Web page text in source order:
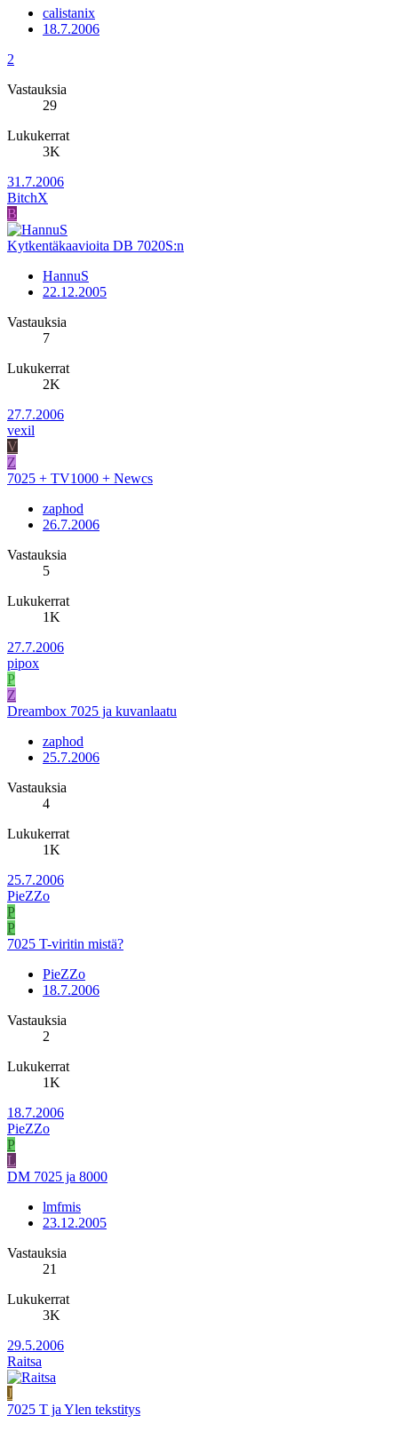
calistanix
18.7.2006
2
Vastauksia
29
Lukukerrat
3K
31.7.2006
BitchX
B
Kytkentäkaavioita DB 7020S:n
HannuS
22.12.2005
Vastauksia
7
Lukukerrat
2K
27.7.2006
vexil
V
Z
7025 + TV1000 + Newcs
zaphod
26.7.2006
Vastauksia
5
Lukukerrat
1K
27.7.2006
pipox
P
Z
Dreambox 7025 ja kuvanlaatu
zaphod
25.7.2006
Vastauksia
4
Lukukerrat
1K
25.7.2006
PieZZo
P
P
7025 T-viritin mistä?
PieZZo
18.7.2006
Vastauksia
2
Lukukerrat
1K
18.7.2006
PieZZo
P
L
DM 7025 ja 8000
lmfmis
23.12.2005
Vastauksia
21
Lukukerrat
3K
29.5.2006
Raitsa
J
7025 T ja Ylen tekstitys